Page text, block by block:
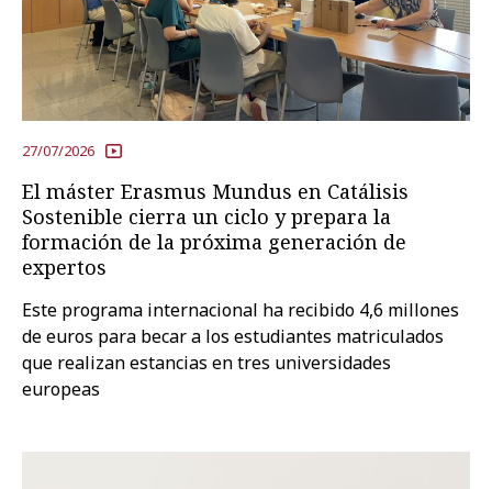
27/07/2026
El máster Erasmus Mundus en Catálisis
Sostenible cierra un ciclo y prepara la
formación de la próxima generación de
expertos
Este programa internacional ha recibido 4,6 millones
de euros para becar a los estudiantes matriculados
que realizan estancias en tres universidades
europeas